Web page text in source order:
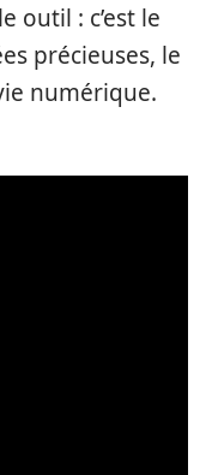
outil : c’est le
précieuses, le
numérique.